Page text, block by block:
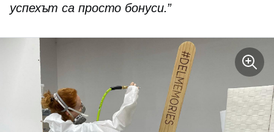
успехът са просто бонуси.”